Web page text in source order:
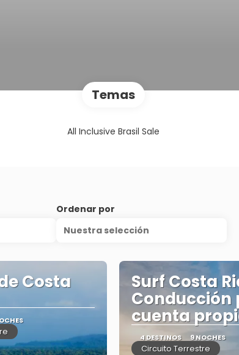
Temas
All Inclusive Brasil Sale
Ordenar por
Nuestra selección
Costa Surf Costa
Conducción
cuenta
4 DESTINOS 9 NOCHES
Circuito Terrestre